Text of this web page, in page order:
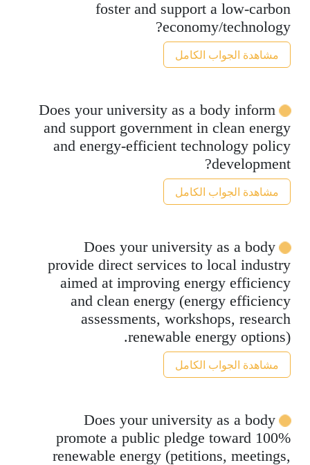
foster and support a low-carbon
economy/technology?
مشاهدة الجواب الكامل
Does your university as a body inform
and support government in clean energy
and energy-efficient technology policy
development?
مشاهدة الجواب الكامل
Does your university as a body
provide direct services to local industry
aimed at improving energy efficiency
and clean energy (energy efficiency
assessments, workshops, research
renewable energy options).
مشاهدة الجواب الكامل
Does your university as a body
promote a public pledge toward 100%
renewable energy (petitions, meetings,